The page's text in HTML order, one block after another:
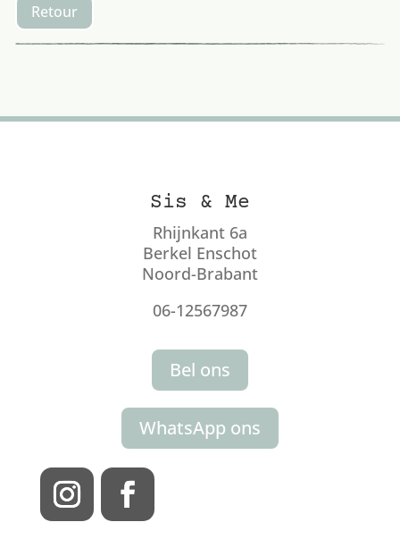
Retour
Sis & Me
Rhijnkant 6a
Berkel Enschot
Noord-Brabant
06-12567987
Bel ons
WhatsApp ons